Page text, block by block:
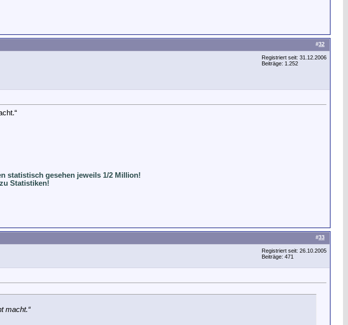
#32
Registriert seit: 31.12.2006
Beiträge: 1.252
statistisch gesehen jeweils 1/2 Million!
Statistiken!
#33
Registriert seit: 26.10.2005
Beiträge: 471
macht.“